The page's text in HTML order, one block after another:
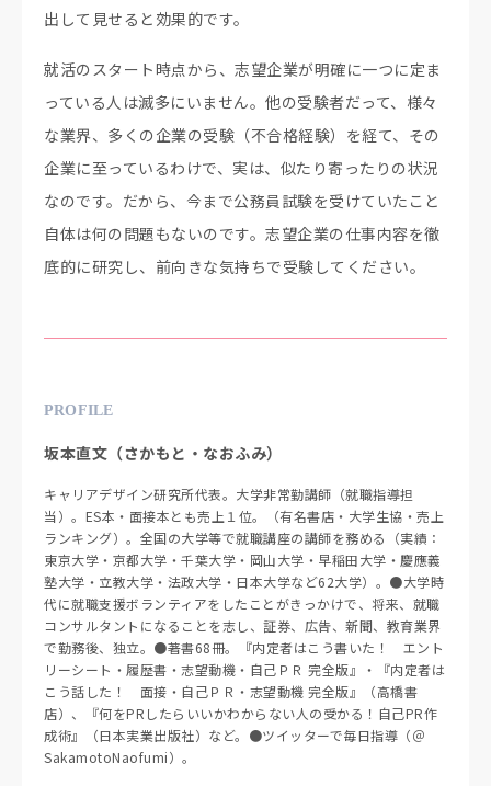
出して見せると効果的です。
就活のスタート時点から、志望企業が明確に一つに定ま
っている人は滅多にいません。他の受験者だって、様々
な業界、多くの企業の受験（不合格経験）を経て、その
企業に至っているわけで、実は、似たり寄ったりの状況
なのです。だから、今まで公務員試験を受けていたこと
自体は何の問題もないのです。志望企業の仕事内容を徹
底的に研究し、前向きな気持ちで受験してください。
PROFILE
坂本直文（さかもと・なおふみ）
キャリアデザイン研究所代表。大学非常勤講師（就職指導担
当）。ES本・面接本とも売上１位。（有名書店・大学生協・売上
ランキング）。全国の大学等で就職講座の講師を務める（実績：
東京大学・京都大学・千葉大学・岡山大学・早稲田大学・慶應義
塾大学・立教大学・法政大学・日本大学など62大学）。●大学時
代に就職支援ボランティアをしたことがきっかけで、将来、就職
コンサルタントになることを志し、証券、広告、新聞、教育業界
で勤務後、独立。●著書68冊。『内定者はこう書いた！ エント
リーシート・履歴書・志望動機・自己ＰＲ 完全版』・『内定者は
こう話した！ 面接・自己ＰＲ・志望動機 完全版』（高橋書
店）、『何をPRしたらいいかわからない人の受かる！自己PR作
成術』（日本実業出版社）など。●ツイッターで毎日指導（＠
SakamotoNaofumi）。